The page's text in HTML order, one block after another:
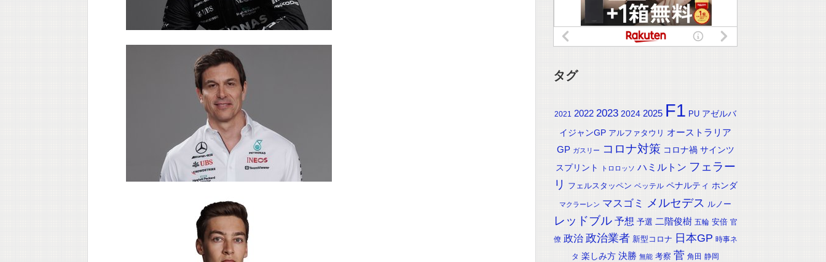
タグ
2021 2022 2023 2024 2025 F1 PU アゼルバ
イジャンGP アルファタウリ オーストラリア
GP ガスリー コロナ対策 コロナ禍 サインツ
スプリント
トロロッソ ハミルトン フェラー
リ
フェルスタッペン ベッテル ペナルティ ホンダ
マクラーレン マスゴミ メルセデス ルノー
レッドブル 予想 予選 二階俊樹 五輪 安倍 官
僚 政治 政治業者 新型コロナ 日本GP 時事ネ
タ 楽しみ方 決勝 無能 考察 菅 角田 静岡